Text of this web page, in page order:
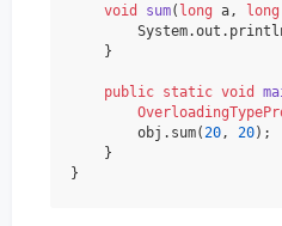
void sum( long a, long
    }
public static void
        obj.sum(
20 , 20);
    }